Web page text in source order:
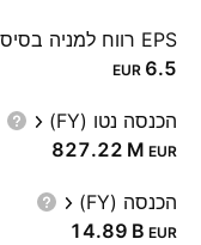
EPS רווח למניה בסיסי (TTM)
6.5
EUR
הכנסה נטו (FY)
‪827.22 M‬ EUR
הכנסה (FY)
‪14.89 B‬ EUR